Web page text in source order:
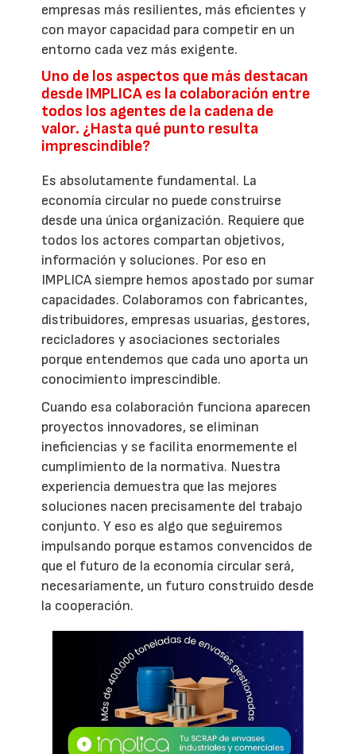
empresas más resilientes, más eficientes y
con mayor capacidad para competir en un
entorno cada vez más exigente.
Uno de los aspectos que más destacan
desde IMPLICA es la colaboración entre
todos los agentes de la cadena de
valor. ¿Hasta qué punto resulta
imprescindible?
Es absolutamente fundamental. La
economía circular no puede construirse
desde una única organización. Requiere que
todos los actores compartan objetivos,
información y soluciones. Por eso en
IMPLICA siempre hemos apostado por sumar
capacidades. Colaboramos con fabricantes,
distribuidores, empresas usuarias, gestores,
recicladores y asociaciones sectoriales
porque entendemos que cada uno aporta un
conocimiento imprescindible.
Cuando esa colaboración funciona aparecen
proyectos innovadores, se eliminan
ineficiencias y se facilita enormemente el
cumplimiento de la normativa. Nuestra
experiencia demuestra que las mejores
soluciones nacen precisamente del trabajo
conjunto. Y eso es algo que seguiremos
impulsando porque estamos convencidos de
que el futuro de la economía circular será,
necesariamente, un futuro construido desde
la cooperación.